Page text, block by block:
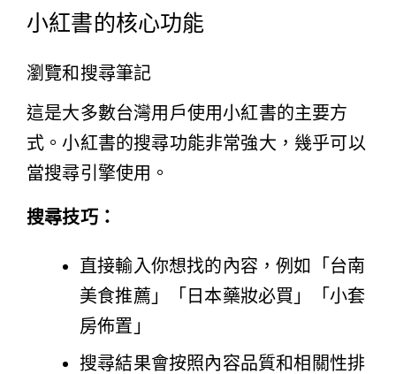
小紅書的核心功能
瀏覽和搜尋筆記
這是大多數台灣用戶使用小紅書的主要方
式。小紅書的搜尋功能非常強大，幾乎可以
當搜尋引擎使用。
搜尋技巧：
直接輸入你想找的內容，例如「台南
美食推薦」「日本藥妝必買」「小套
房佈置」
搜尋結果會按照內容品質和相關性排